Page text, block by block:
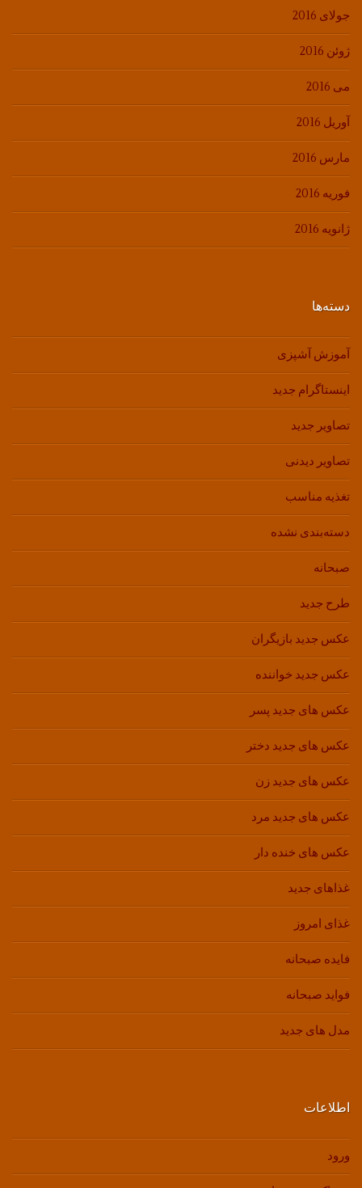
جولای 2016
ژوئن 2016
می 2016
آوریل 2016
مارس 2016
فوریه 2016
ژانویه 2016
دسته‌ها
آموزش آشپزی
اینستاگرام جدید
تصاویر جدید
تصاویر دیدنی
تغذیه مناسب
دسته‌بندی نشده
صبحانه
طرح جدید
عکس جدید بازیگران
عکس جدید خواننده
عکس های جدید پسر
عکس های جدید دختر
عکس های جدید زن
عکس های جدید مرد
عکس های خنده دار
غذاهای جدید
غذای امروز
فایده صبحانه
فواید صبحانه
مدل های جدید
اطلاعات
ورود